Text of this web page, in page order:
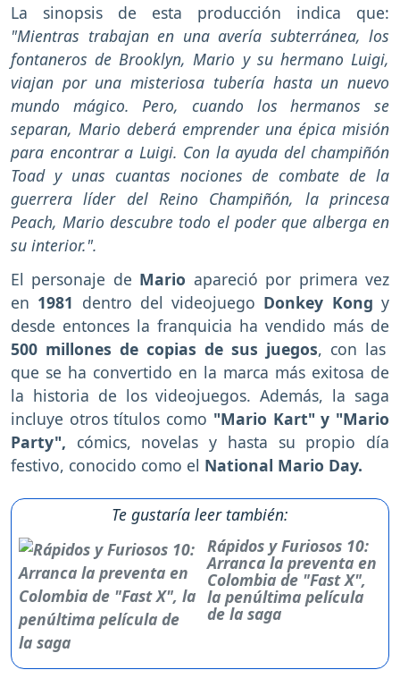
La sinopsis de esta producción indica que:
"Mientras trabajan en una avería subterránea, los
fontaneros de Brooklyn, Mario y su hermano Luigi,
viajan por una misteriosa tubería hasta un nuevo
mundo mágico. Pero, cuando los hermanos se
separan, Mario deberá emprender una épica misión
para encontrar a Luigi. Con la ayuda del champiñón
Toad y unas cuantas nociones de combate de la
guerrera líder del Reino Champiñón, la princesa
Peach, Mario descubre todo el poder que alberga en
su interior.".
El personaje de Mario apareció por primera vez
en 1981 dentro del videojuego Donkey Kongy
desde entonces la franquicia ha vendido más de
500 millones de copias de sus juegos, con las
que se ha convertido en la marca más exitosa de
la historia de los videojuegos. Además, la saga
incluye otros títulos como "Mario Kart" y "Mario
Party", cómics, novelas y hasta su propio día
festivo, conocido como el National Mario Day.
Te gustaría leer también:
Rápidos y Furiosos 10:
Arranca la preventa en
Colombia de "Fast X",
la penúltima película
de la saga